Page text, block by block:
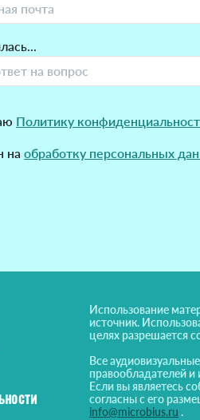
Политику
на обработку персональных
Использование
источник.
целях разрешается
Все
правообладателей
Если вы являетесь
согласны с его
info@microbius.ru .